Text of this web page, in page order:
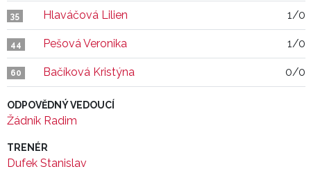
35 Hlaváčová Lilien 1/0
44 Pešová Veronika 1/0
60 Bačíková Kristýna 0/0
ODPOVĚDNÝ VEDOUCÍ
Žádník Radim
TRENÉR
Dufek Stanislav